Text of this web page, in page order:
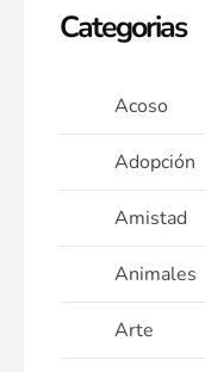
Categorias
Acoso
Adopción
Amistad
Animales
Arte